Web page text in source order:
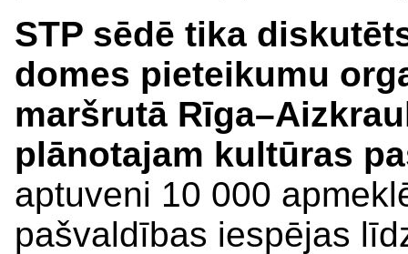
STP sēdē tika
domes pieteikumu
maršrutā
plānotajam kultūras
aptuveni 10 000
pašvaldības iespējas